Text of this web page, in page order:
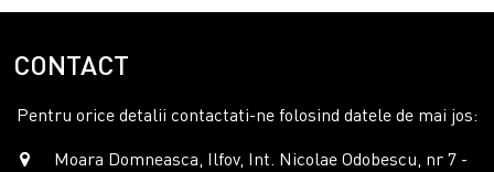
CONTACT
Pentru orice detalii contactati-ne folosind datele de mai jos:
Moara Domneasca, Ilfov, Int. Nicolae Odobescu, nr 7 -